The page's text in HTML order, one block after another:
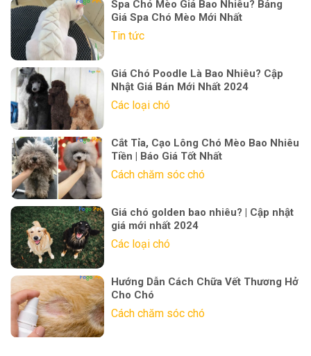
Spa Chó Mèo Giá Bao Nhiêu? Bảng
Giá Spa Chó Mèo Mới Nhất
Tin tức
Giá Chó Poodle Là Bao Nhiêu? Cập
Nhật Giá Bán Mới Nhất 2024
Các loại chó
Cắt Tỉa, Cạo Lông Chó Mèo Bao Nhiêu
Tiền | Báo Giá Tốt Nhất
Cách chăm sóc chó
Giá chó golden bao nhiêu? | Cập nhật
giá mới nhất 2024
Các loại chó
Hướng Dẫn Cách Chữa Vết Thương Hở
Cho Chó
Cách chăm sóc chó